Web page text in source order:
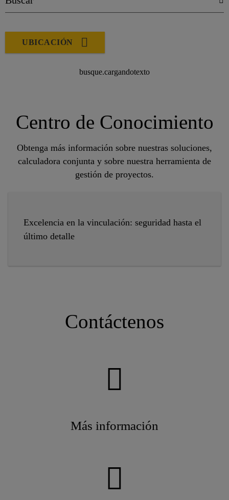
UBICACIÓN
busque.cargandotexto
Centro de Conocimiento
Obtenga más información sobre nuestras soluciones,
calculadora conjunta y sobre nuestra herramienta de
gestión de proyectos.
Excelencia en la vinculación: seguridad hasta el
último detalle
Contáctenos
Más información